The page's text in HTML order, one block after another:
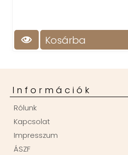
Kosárba
Információk
Rólunk
Kapcsolat
Impresszum
ÁSZF